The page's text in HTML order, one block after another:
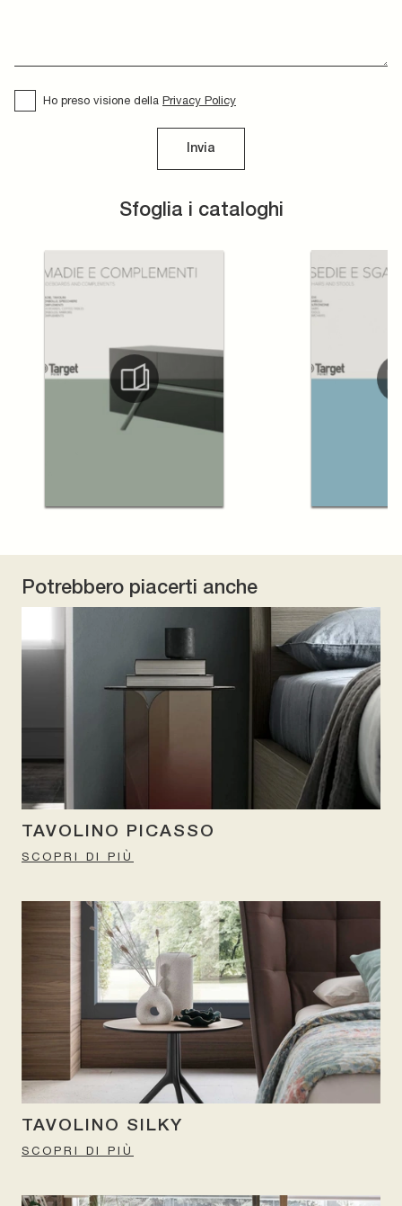
Sfoglia i cataloghi
Ho preso visione della Privacy Policy
Invia
Potrebbero piacerti anche
TAVOLINO PICASSO
SCOPRI DI PIÙ
TAVOLINO SILKY
SCOPRI DI PIÙ